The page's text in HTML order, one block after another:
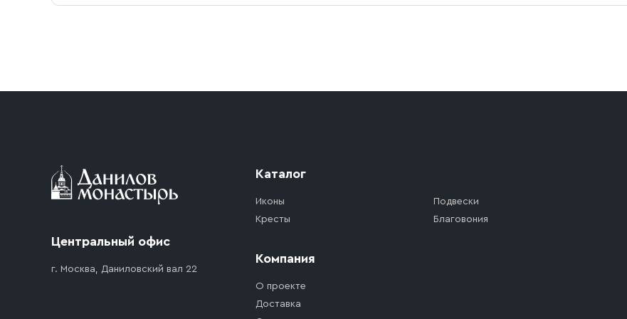
доставка осуществляется до ближайшего места, которое максимально близко к месту
Центральный офис
г. Москва, Даниловский вал 22
Каталог
Иконы
Кресты
Подвески
Благовония
Компания
О проекте
Доставка